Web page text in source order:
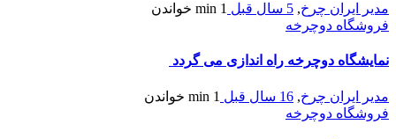
مدیر ایران چرخ, 5 سال قبل 1 min
خواندن
فروشگاه دوچرخه
نمایشگاه دوچرخه راه اندازی می گردد
مدیر ایران چرخ, 16 سال قبل 1 min
خواندن
فروشگاه دوچرخه